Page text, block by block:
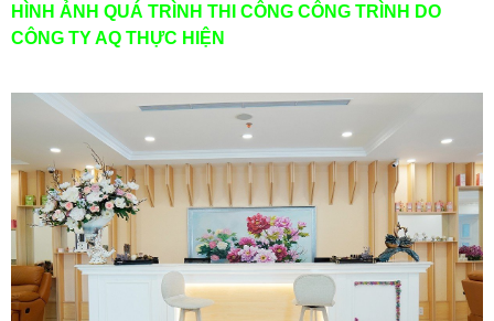
HÌNH ẢNH QUÁ TRÌNH THI CÔNG CÔNG TRÌNH DO
CÔNG TY AQ THỰC HIỆN